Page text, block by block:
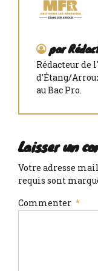
par
Rédacteur de
d'Étang/
au Bac Pro.
Laisser un
Votre adresse
requis sont
Commenter *